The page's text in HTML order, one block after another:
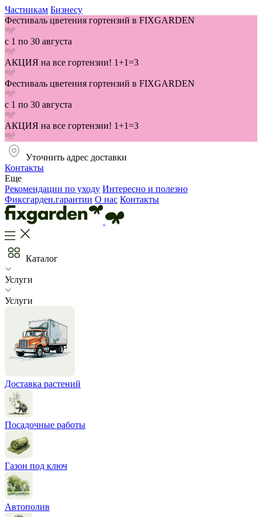
Частникам Бизнесу
Фестиваль цветения гортензий в FIXGARDEN
с 1 по 30 августа
АКЦИЯ на все гортензии! 1+1=3
Фестиваль цветения гортензий в FIXGARDEN
с 1 по 30 августа
АКЦИЯ на все гортензии! 1+1=3
Уточнить адрес доставки
Контакты
Еще
Рекомендации по уходу Интересно и полезно
Фиксгарден.гарантии О нас Контакты
Каталог
Услуги
Услуги
Доставка растений
Посадочные работы
Газон под ключ
Автополив